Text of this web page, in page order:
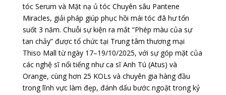
tóc Serum và Mặt nạ ủ tóc Chuyên sâu Pantene
Miracles, giải pháp giúp phục hồi mái tóc đã hư tổn
suốt 3 năm. Chuỗi sự kiện ra mắt “Phép màu của sự
tan chảy” được tổ chức tại Trung tâm thương mại
Thiso Mall từ ngày 17–19/10/2025, với sự góp mặt của
các nghệ sĩ nổi tiếng như ca sĩ Anh Tú (Atus) và
Orange, cùng hơn 25 KOLs và chuyên gia hàng đầu
trong lĩnh vực làm đẹp, đánh dấu bước ngoặt trong kỷ